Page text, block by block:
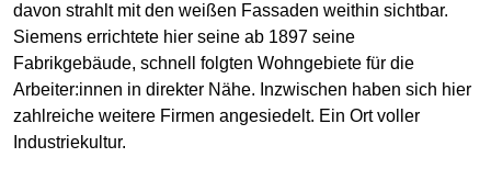
davon strahlt mit den weißen Fassaden weithin sichtbar.
Siemens errichtete hier seine ab 1897 seine
Fabrikgebäude, schnell folgten Wohngebiete für die
Arbeiter:innen in direkter Nähe. Inzwischen haben sich hier
zahlreiche weitere Firmen angesiedelt. Ein Ort voller
Industriekultur.